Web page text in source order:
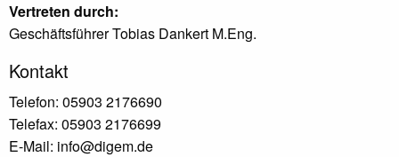
Vertreten durch:
Geschäftsführer Tobias Dankert M.Eng.
Kontakt
Telefon: 05903 2176690
Telefax: 05903 2176699
E-Mail: info@digem.de